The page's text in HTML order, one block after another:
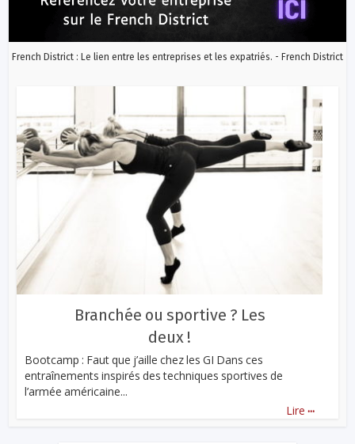
French District : Le lien entre les entreprises et les expatriés. - French District
Branchée ou sportive ? Les
deux !
Bootcamp : Faut que j’aille chez les GI Dans ces
entraînements inspirés des techniques sportives de
l’armée américaine...
Lire ...